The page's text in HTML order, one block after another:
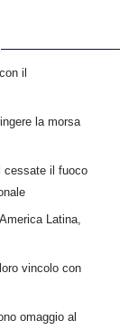
il
la morsa
cessate il fuoco
Latina,
vincolo con
omaggio al